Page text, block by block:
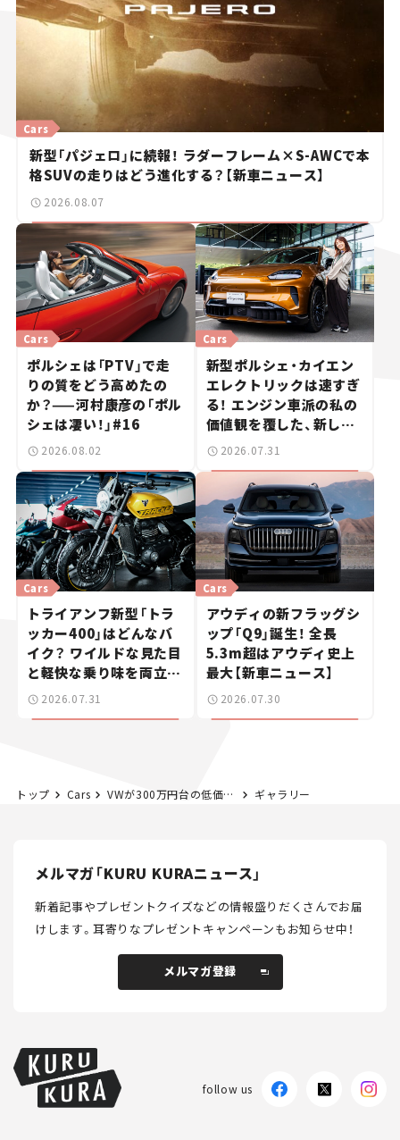
新型「パジェロ」に続報！ ラダーフレーム×S-AWCで本
格SUVの走りはどう進化する？【新車ニュース】
Cars
2026.08.07
ポルシェは「PTV」で走
りの質をどう高めたの
か？——河村康彦の「ポル
シェは凄い！」#16
Cars
2026.08.02
新型ポルシェ・カイエン
エレクトリックは速すぎ
る！ エンジン車派の私の
価値観を覆した、新しい
ポルシェの走り。
Cars
2026.07.31
トライアンフ新型「トラ
ッカー400」はどんなバ
イク？ ワイルドな見た目
と軽快な乗り味を両立し
た400ccフラットトラッ
Cars
2026.07.31
アウディの新フラッグシ
ップ「Q9」誕生！ 全長
5.3m超はアウディ史上
最大【新車ニュース】
Cars
2026.07.30
トップ Cars VWが300万円台の低価格EVを発表。「ID.2all」はEV版ポロになれるか？ ギャラリー
メルマガ「KURU KURAニュース」
新着記事やプレゼントクイズなどの情報盛りだくさんでお届
けします。耳寄りなプレゼントキャンペーンもお知らせ中！
メルマガ登録
follow us